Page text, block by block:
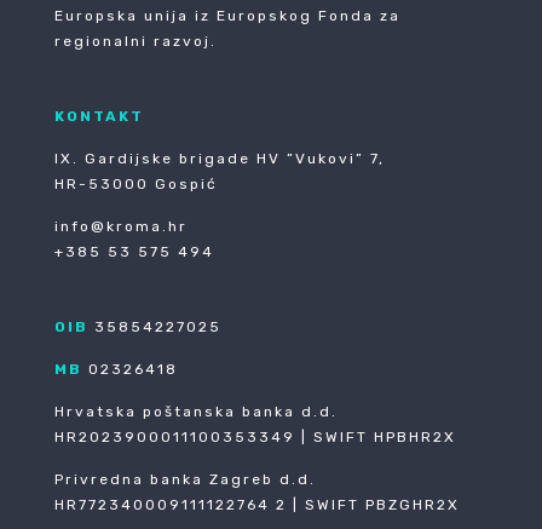
Europska unija iz Europskog Fonda za
regionalni razvoj.
KONTAKT
IX. Gardijske brigade HV ”Vukovi” 7,
HR-53000 Gospić
info@kroma.hr
+385 53 575 494
OIB 35854227025
MB 02326418
Hrvatska poštanska banka d.d.
HR2023900011100353349 | SWIFT HPBHR2X
Privredna banka Zagreb d.d.
HR772340009111122764 2 | SWIFT PBZGHR2X